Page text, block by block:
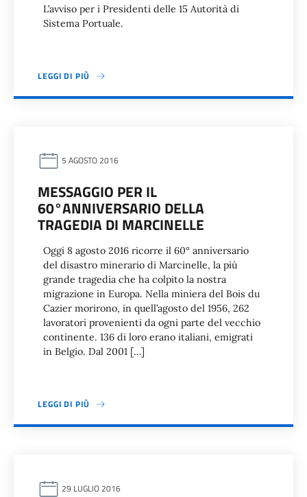
L’avviso per i Presidenti delle 15 Autorità di
Sistema Portuale.
LEGGI DI PIÙ
5 AGOSTO 2016
MESSAGGIO PER IL
60°ANNIVERSARIO DELLA
TRAGEDIA DI MARCINELLE
Oggi 8 agosto 2016 ricorre il 60° anniversario
del disastro minerario di Marcinelle, la più
grande tragedia che ha colpito la nostra
migrazione in Europa. Nella miniera del Bois du
Cazier morirono, in quell’agosto del 1956, 262
lavoratori provenienti da ogni parte del vecchio
continente. 136 di loro erano italiani, emigrati
in Belgio. Dal 2001 […]
LEGGI DI PIÙ
29 LUGLIO 2016